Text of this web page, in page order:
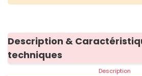
Description &
techniques
Description